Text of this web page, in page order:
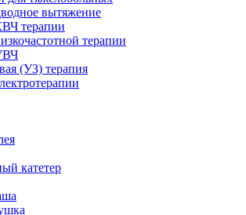
вытяжение
терапии
терапии
(УЗ) терапия
катетер